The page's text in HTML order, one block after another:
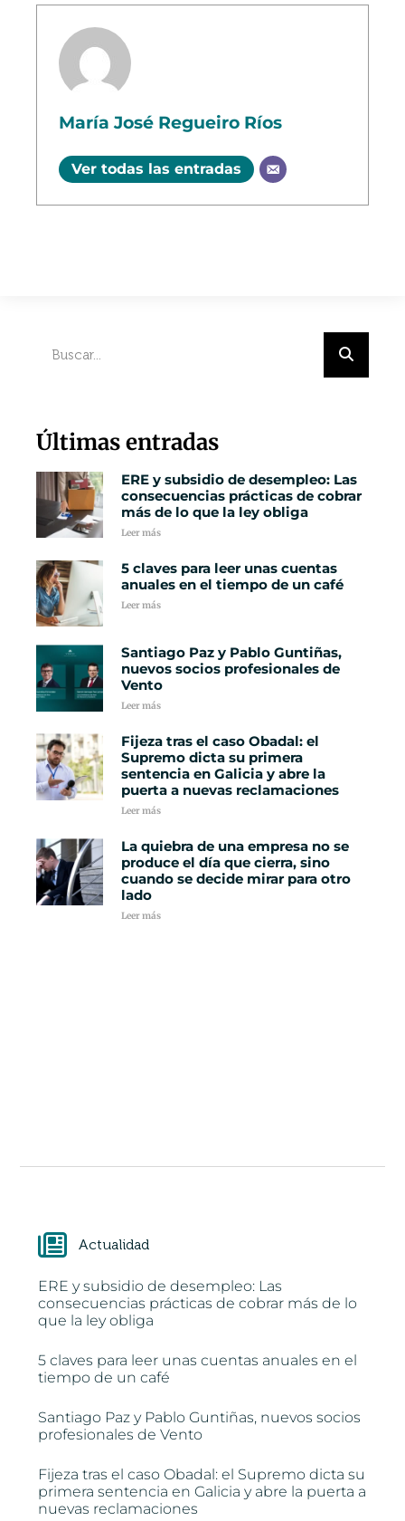
María José Regueiro Ríos
Ver todas las entradas
Últimas entradas
ERE y subsidio de desempleo: Las
consecuencias prácticas de cobrar
más de lo que la ley obliga
Leer más
5 claves para leer unas cuentas
anuales en el tiempo de un café
Leer más
Santiago Paz y Pablo Guntiñas,
nuevos socios profesionales de
Vento
Leer más
Fijeza tras el caso Obadal: el
Supremo dicta su primera
sentencia en Galicia y abre la
puerta a nuevas reclamaciones
Leer más
La quiebra de una empresa no se
produce el día que cierra, sino
cuando se decide mirar para otro
lado
Leer más
Actualidad
ERE y subsidio de desempleo: Las
consecuencias prácticas de cobrar más de lo
que la ley obliga
5 claves para leer unas cuentas anuales en el
tiempo de un café
Santiago Paz y Pablo Guntiñas, nuevos socios
profesionales de Vento
Fijeza tras el caso Obadal: el Supremo dicta su
primera sentencia en Galicia y abre la puerta a
nuevas reclamaciones